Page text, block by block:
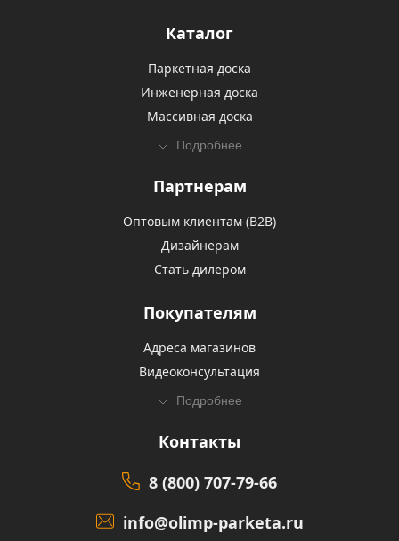
Каталог
Паркетная доска
Инженерная доска
Массивная доска
Подробнее
Партнерам
Оптовым клиентам (В2В)
Дизайнерам
Стать дилером
Покупателям
Адреса магазинов
Видеоконсультация
Подробнее
Контакты
8 (800) 707-79-66
info@olimp-parketa.ru